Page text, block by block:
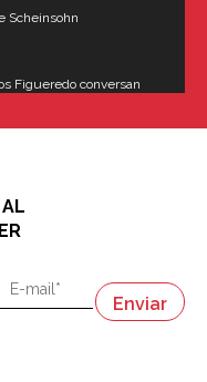
Scheinsohn
Figueredo conversan
es una desventaja"
es una desventaja"